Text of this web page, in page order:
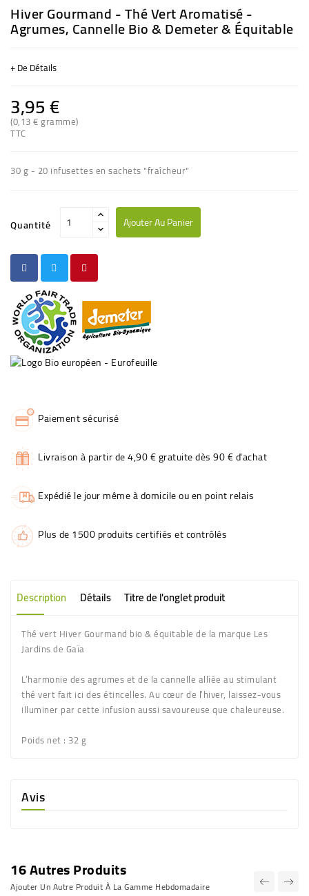
Hiver Gourmand - Thé Vert Aromatisé -
Agrumes, Cannelle Bio & Demeter & Équitable
+ De Détails
3,95 €
(0,13 € gramme)
TTC
30 g - 20 infusettes en sachets "fraîcheur"
Quantité Ajouter Au Panier
Paiement sécurisé
Livraison à partir de 4,90 € gratuite dès 90 € d'achat
Expédié le jour même à domicile ou en point relais
Plus de 1500 produits certifiés et contrôlés
Description Détails Titre de l'onglet produit
Thé vert Hiver Gourmand bio & équitable de la marque Les
Jardins de Gaïa
L’harmonie des agrumes et de la cannelle alliée au stimulant
thé vert fait ici des étincelles. Au cœur de l’hiver, laissez-vous
illuminer par cette infusion aussi savoureuse que chaleureuse.
Poids net : 32 g
Avis
16 Autres Produits
Ajouter Un Autre Produit À La Gamme Hebdomadaire